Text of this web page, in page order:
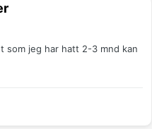
som jeg har hatt 2-3 mnd kan